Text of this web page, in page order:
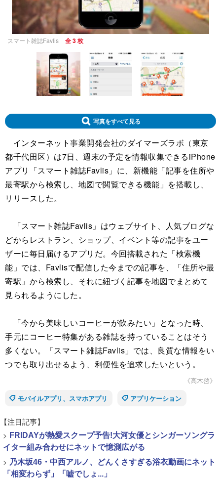
スマート雑誌Favlis 全 3 枚
写真をすべて見る
インターネット事業開発会社のダイマーズラボ（東京
都千代田区）は7日、週末の予定を情報収集できるiPhone
アプリ「スマート雑誌Favlis」に、新機能「記事を住所や
最寄駅から検索し、地図で閲覧できる機能」を搭載し、
リリースした。
「スマート雑誌Favlis」はウェブサイト、人気ブログな
どからレストラン、ショップ、イベント等の記事をユー
ザーに毎日届けるアプリだ。今回搭載された「検索機
能」では、Favlisで配信した今までの記事を、「住所や最
寄駅」から検索し、それに紐づく記事を地図でまとめて
見られるようにした。
「今から美味しいコーヒーが飲みたい」となった時、
手元にコーヒー特集がある雑誌を持っていることはそう
多くない。「スマート雑誌Favlis」では、良質な情報をい
つでも取り出せるよう、利便性を追求したいという。
《高木啓》
モバイルアプリ、スマホアプリ
アプリケーション
【注目記事】
> FRIDAYが熱愛スクープ予告!大河女優とシンガーソングラ
イター組み合わせにネットで憶測広がる
> 乃木坂46・中西アルノ、どんくさすぎる浴衣動画にネット
「相変わらず」「嘘でしょ...」